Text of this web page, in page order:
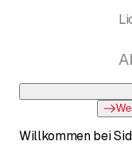
Willkommen bei